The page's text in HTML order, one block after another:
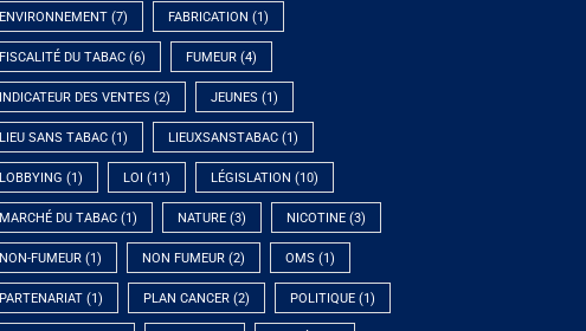
ENVIRONNEMENT(7) FABRICATION (1)
FISCALITÉ DU TABAC(6) FUMEUR(4)
INDICATEUR DES VENTES (2) JEUNES (1)
LIEU SANS TABAC(1) LIEUXSANSTABAC(1)
LOBBYING (1) LOI (11) LÉGISLATION (10)
MARCHÉ DU TABAC(1) NATURE(3) NICOTINE(3)
NON-FUMEUR(1) NON FUMEUR(2) OMS (1)
PARTENARIAT(1) PLAN CANCER(2) POLITIQUE(1)